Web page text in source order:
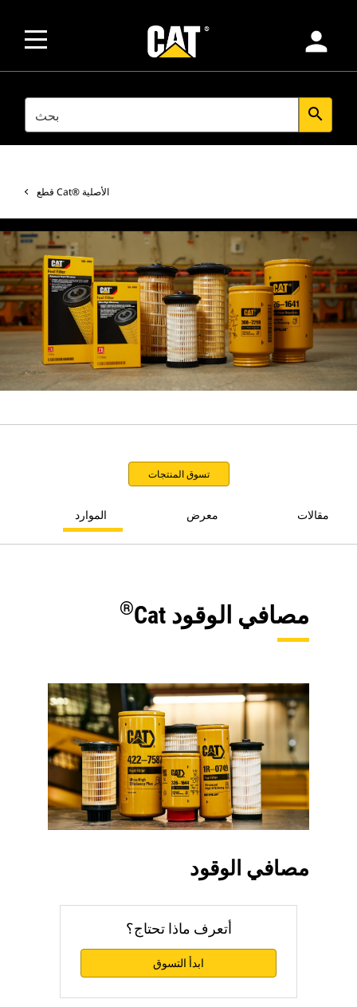
person
SEARCH search
قطع Cat®‎ الأصلية
تسوق المنتجات
الموارد معرض مقالات
مصافي الوقود Cat ®
مصافي الوقود
أتعرف ماذا تحتاج؟
ابدأ التسوق